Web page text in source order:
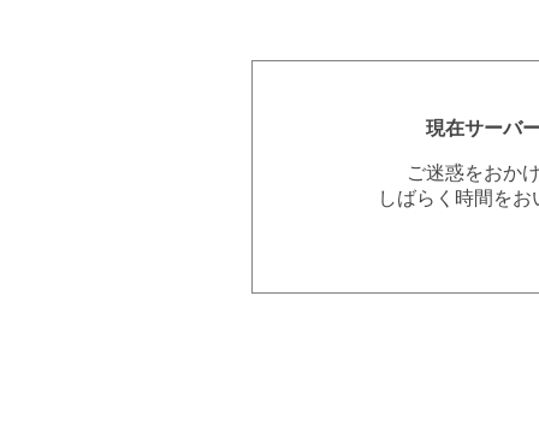
現在サーバ
ご迷惑をおか
しばらく時間を